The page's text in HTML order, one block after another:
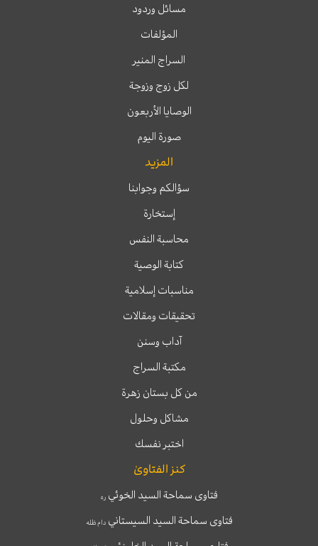
مسائل وردود
المؤلفات
السراج المنير
لكل زوج وزوجة
الوصايا الأربعون
صورة اليوم
المزيد
سؤالكم وجوابنا
إستخارة
محاسبة النفس
كتابة الوصية
مناسبات إسلامية
تحقيقات ومقالات
آداب وسنن
مكتبة السراج
من كل بستان زهرة
مشاكل وحلول
اختبر نفسك
كنز الفتاوىٰ
فتاوى سماحة السيد الخوئيره
فتاوى سماحة السيد السيستانيدام ظله